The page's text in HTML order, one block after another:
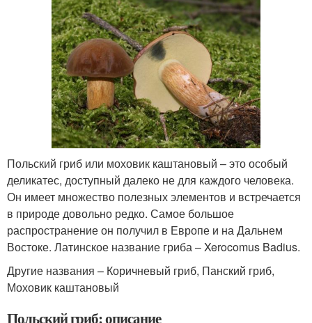
Польский гриб или моховик каштановый – это особый
деликатес, доступный далеко не для каждого человека.
Он имеет множество полезных элементов и встречается
в природе довольно редко. Самое большое
распространение он получил в Европе и на Дальнем
Востоке. Латинское название гриба – Xerocomus Badius.
Другие названия – Коричневый гриб, Панский гриб,
Моховик каштановый
Польский гриб: описание